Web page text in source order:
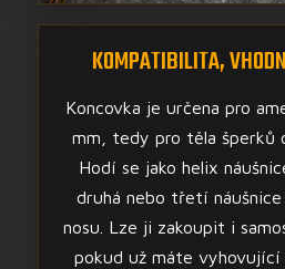
KOMPATIBILITA,
Koncovka je určena pro
mm, tedy pro těla šperků
Hodí se jako helix
druhá nebo třetí
nosu. Lze ji zakoupit i
pokud už máte vyhovující